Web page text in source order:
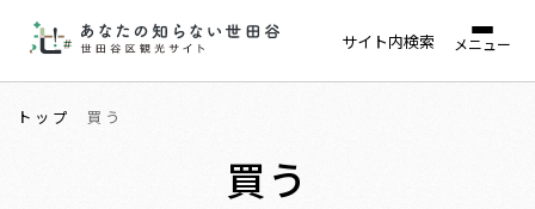
サイト内検索 メニュー
トップ 買う
買う